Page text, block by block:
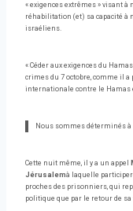
« exigences extrêmes » visant
réhabilitation (et) sa capacité à
israéliens.
« Céder aux exigences du
crimes du 7 octobre, comme il a
internationale contre le Hamas
Nous sommes déterminés
Cette nuit même, il y a un appel
Jérusalemà laquelle
proches des prisonniers, qui
politique que par le retour de